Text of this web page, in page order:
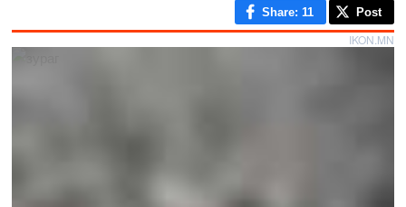
Share: 11 Post
IKON.MN